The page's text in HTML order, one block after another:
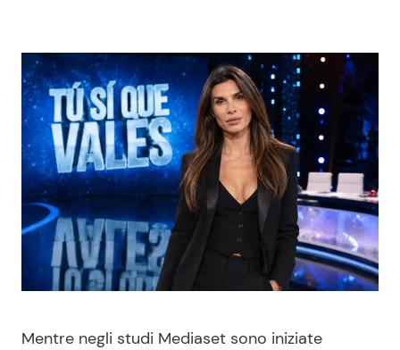
News Cinema
News Musica
News Spettacolo
News dal mondo
Benessere
Casa
Moda e Style
Cucina e Ricette
Consigli di Cucina
Dolci
Mentre negli studi Mediaset sono iniziate